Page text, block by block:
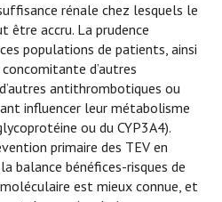
rénale chez lesquels le
être accru. La prudence
populations de patients, ainsi
d’autres
antithrombotiques ou
influencer leur métabolisme
ou du CYP3A4).
primaire des TEV en
balance bénéfices-risques de
moléculaire est mieux connue, et